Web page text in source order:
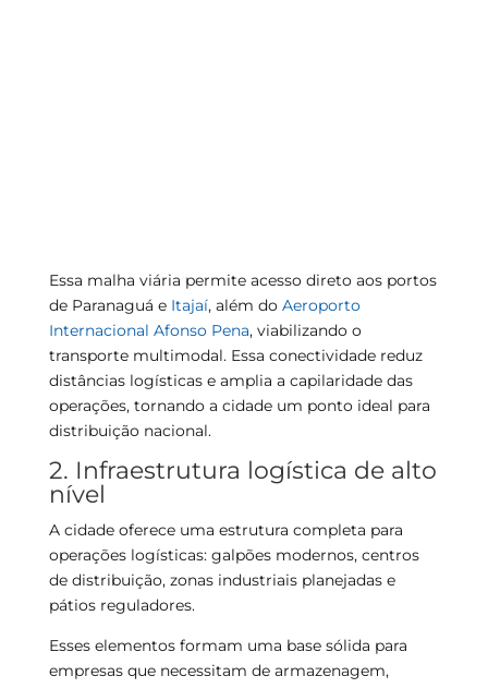
Essa malha viária permite acesso direto aos portos
de Paranaguá e Itajaí, além do Aeroporto
Internacional Afonso Pena, viabilizando o
transporte multimodal. Essa conectividade reduz
distâncias logísticas e amplia a capilaridade das
operações, tornando a cidade um ponto ideal para
distribuição nacional.
2. Infraestrutura logística de alto
nível
A cidade oferece uma estrutura completa para
operações logísticas: galpões modernos, centros
de distribuição, zonas industriais planejadas e
pátios reguladores.
Esses elementos formam uma base sólida para
empresas que necessitam de armazenagem,